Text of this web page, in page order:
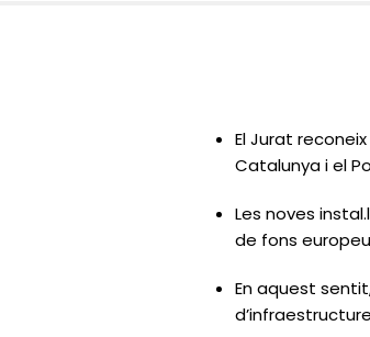
El Jurat
Catalunya i el
Les noves
de fons
En aquest